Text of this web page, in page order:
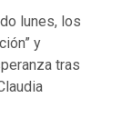
lunes, los
y
tras